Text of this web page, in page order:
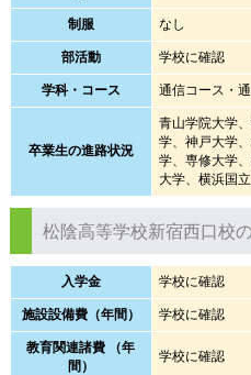
制服 なし
部活動 学校に確認
学科・コース 通信コース・
卒業生の進路状況
青山学院大学
学、神戸大学
学、専修大学
大学、横浜国
松陰高等学校新宿西口校
入学金 学校に確認
施設設備費（年間） 学校に確認
教育関連諸費 （年
間）
学校に確認